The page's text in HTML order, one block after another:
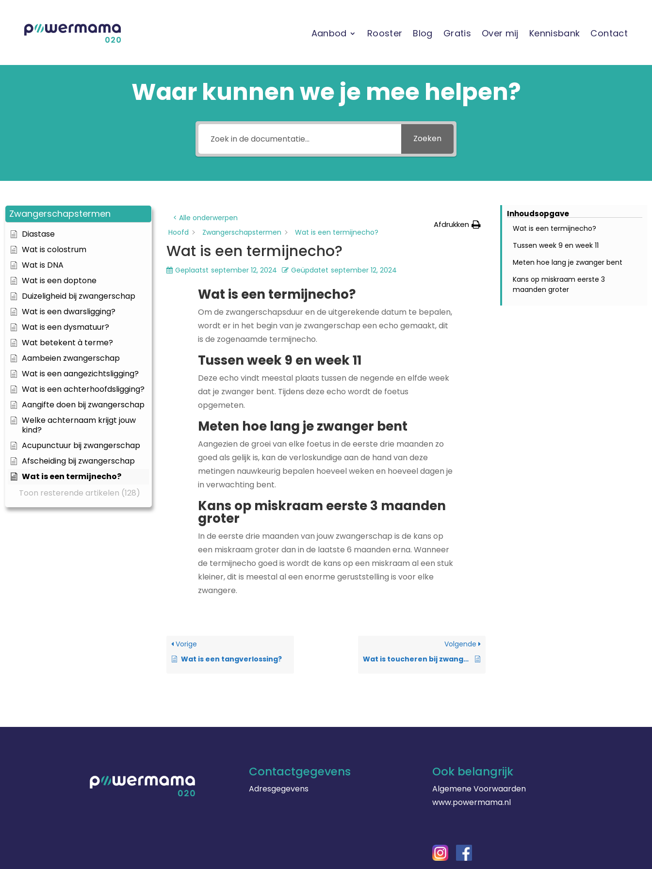
Aanbod Rooster Blog Gratis Over mij Kennisbank Contact
Waar kunnen we je mee helpen?
Zoeken
Zwangerschapstermen
Diastase
Wat is colostrum
Wat is DNA
Wat is een doptone
Duizeligheid bij zwangerschap
Wat is een dwarsligging?
Wat is een dysmatuur?
Wat betekent à terme?
Aambeien zwangerschap
Wat is een aangezichtsligging?
Wat is een achterhoofdsligging?
Aangifte doen bij zwangerschap
Welke achternaam krijgt jouw
kind?
Acupunctuur bij zwangerschap
Afscheiding bij zwangerschap
Wat is een termijnecho?
Toon resterende artikelen (128)
< Alle onderwerpen
Hoofd
Zwangerschapstermen Wat is een termijnecho?
Afdrukken
Wat is een termijnecho?
Geplaatst september 12, 2024 Geüpdatet september 12, 2024
Wat is een termijnecho?
Om de zwangerschapsduur en de uitgerekende datum te bepalen,
wordt er in het begin van je zwangerschap een echo gemaakt, dit
is de zogenaamde termijnecho.
Tussen week 9 en week 11
Deze echo vindt meestal plaats tussen de negende en elfde week
dat je zwanger bent. Tijdens deze echo wordt de foetus
opgemeten.
Meten hoe lang je zwanger bent
Aangezien de groei van elke foetus in de eerste drie maanden zo
goed als gelijk is, kan de verloskundige aan de hand van deze
metingen nauwkeurig bepalen hoeveel weken en hoeveel dagen je
in verwachting bent.
Kans op miskraam eerste 3 maanden
groter
In de eerste drie maanden van jouw zwangerschap is de kans op
een miskraam groter dan in de laatste 6 maanden erna. Wanneer
de termijnecho goed is wordt de kans op een miskraam al een stuk
kleiner, dit is meestal al een enorme geruststelling is voor elke
zwangere.
Vorige
Wat is een tangverlossing?
Volgende
Wat is toucheren bij zwangerschap?
Inhoudsopgave
Wat is een termijnecho?
Tussen week 9 en week 11
Meten hoe lang je zwanger bent
Kans op miskraam eerste 3
maanden groter
Contactgegevens
Adresgegevens
Ook belangrijk
Algemene Voorwaarden
www.powermama.nl